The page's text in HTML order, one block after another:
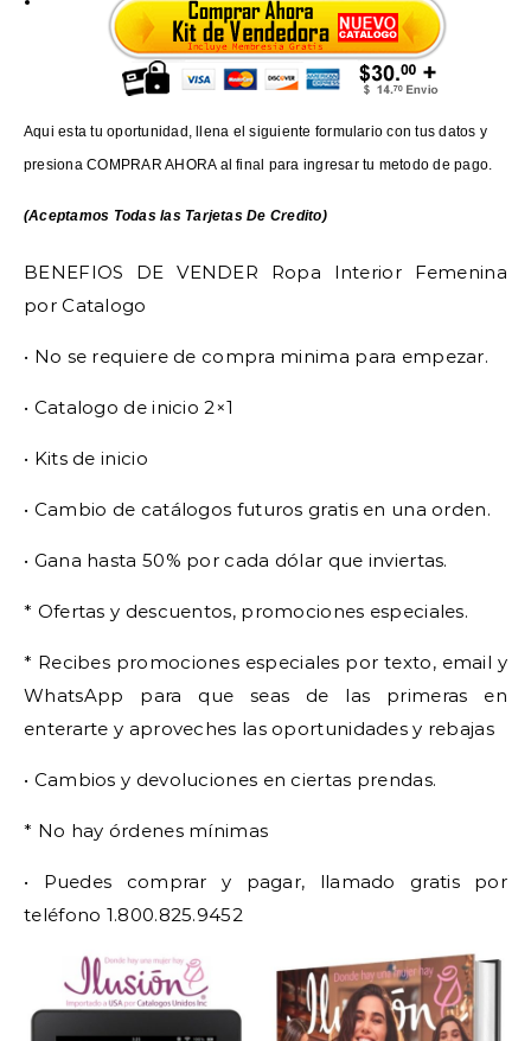
Aqui esta tu oportunidad, llena el siguiente formulario con tus datos y
presiona COMPRAR AHORA al final para ingresar tu metodo de pago.
(Aceptamos Todas las Tarjetas De Credito)
BENEFIOS DE VENDER Ropa Interior Femenina
por Catalogo
• No se requiere de compra minima para empezar.
• Catalogo de inicio 2×1
• Kits de inicio
• Cambio de catálogos futuros gratis en una orden.
• Gana hasta 50% por cada dólar que inviertas.
* Ofertas y descuentos, promociones especiales.
* Recibes promociones especiales por texto, email y
WhatsApp para que seas de las primeras en
enterarte y aproveches las oportunidades y rebajas
• Cambios y devoluciones en ciertas prendas.
* No hay órdenes mínimas
• Puedes comprar y pagar, llamado gratis por
teléfono 1.800.825.9452